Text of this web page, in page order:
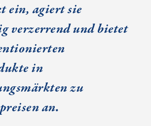
ein, agiert sie
verzerrend und bietet
in
zu
an.